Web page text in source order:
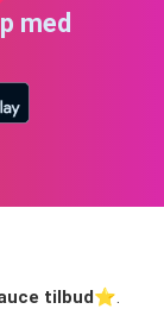
med
tilbud⭐️.